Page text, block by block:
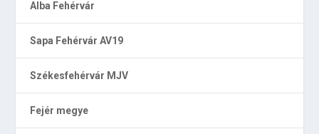
Alba Fehérvár
Sapa Fehérvár AV19
Székesfehérvár MJV
Fejér megye